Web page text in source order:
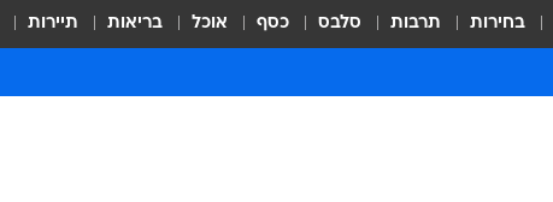
בחירות תרבות סלבס כסף אוכל בריאות תיירות